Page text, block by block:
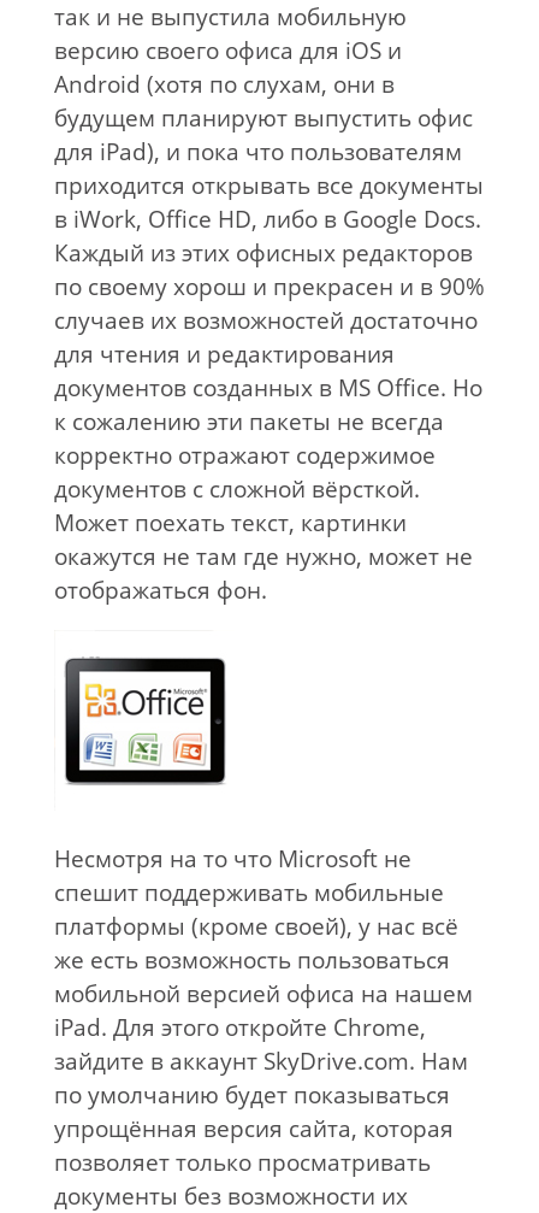
так и не выпустила мобильную
версию своего офиса для iOS и
Android (хотя по слухам, они в
будущем планируют выпустить офис
для iPad), и пока что пользователям
приходится открывать все документы
в iWork, Office HD, либо в Google Docs.
Каждый из этих офисных редакторов
по своему хорош и прекрасен и в 90%
случаев их возможностей достаточно
для чтения и редактирования
документов созданных в MS Office. Но
к сожалению эти пакеты не всегда
корректно отражают содержимое
документов с сложной вёрсткой.
Может поехать текст, картинки
окажутся не там где нужно, может не
отображаться фон.
Несмотря на то что Microsoft не
спешит поддерживать мобильные
платформы (кроме своей), у нас всё
же есть возможность пользоваться
мобильной версией офиса на нашем
iPad. Для этого откройте Chrome,
зайдите в аккаунт SkyDrive.com. Нам
по умолчанию будет показываться
упрощённая версия сайта, которая
позволяет только просматривать
документы без возможности их